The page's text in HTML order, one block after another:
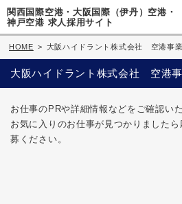
関西国際空港・大阪国際（伊丹）空港・
神戸空港 求人採用サイト
HOME > 大阪ハイドラント株式会社 空港事
大阪ハイドラント株式会社 空港
お仕事のPRや詳細情報などをご確認い
お気に入りのお仕事が見つかりました
募ください。